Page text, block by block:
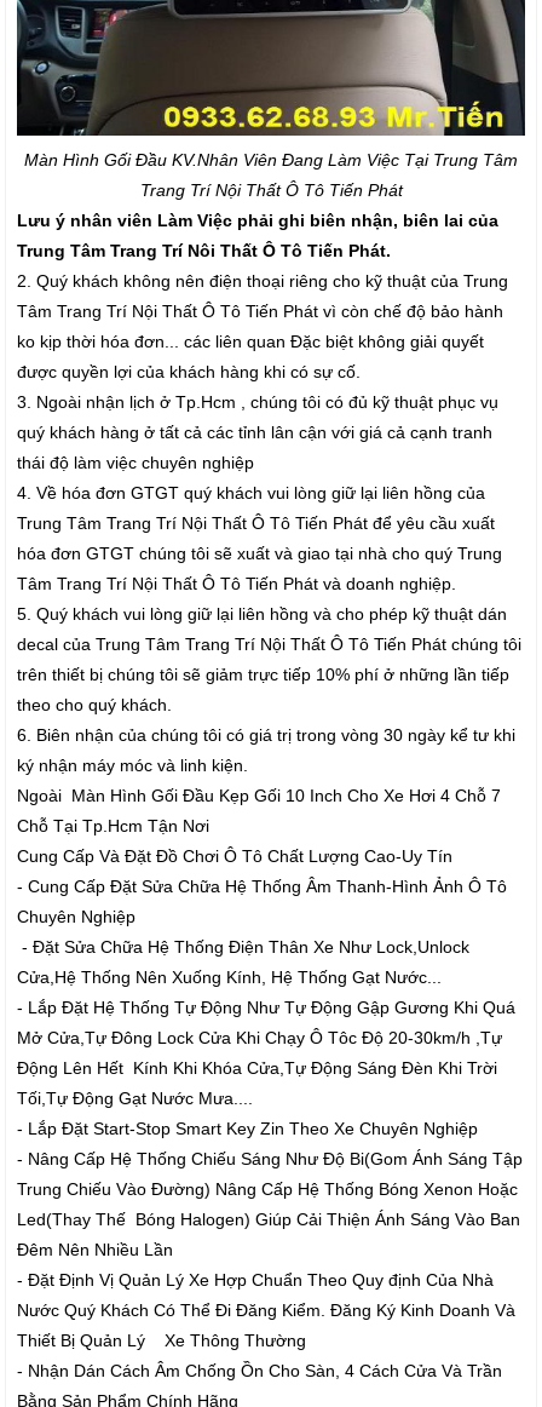
Màn Hình Gối Đầu KV.Nhân Viên Đang Làm Việc Tại Trung Tâm
Trang Trí Nội Thất Ô Tô Tiến Phát
Lưu ý nhân viên Làm Việc phải ghi biên nhận, biên lai của
Trung Tâm Trang Trí Nôi Thất Ô Tô Tiến Phát.
2. Quý khách không nên điện thoại riêng cho kỹ thuật của Trung
Tâm Trang Trí Nội Thất Ô Tô Tiến Phát vì còn chế độ bảo hành
ko kịp thời hóa đơn... các liên quan Đặc biệt không giải quyết
được quyền lợi của khách hàng khi có sự cố.
3. Ngoài nhận lịch ở Tp.Hcm , chúng tôi có đủ kỹ thuật phục vụ
quý khách hàng ở tất cả các tỉnh lân cận với giá cả cạnh tranh
thái độ làm việc chuyên nghiệp
4. Về hóa đơn GTGT quý khách vui lòng giữ lại liên hồng của
Trung Tâm Trang Trí Nội Thất Ô Tô Tiến Phát để yêu cầu xuất
hóa đơn GTGT chúng tôi sẽ xuất và giao tại nhà cho quý Trung
Tâm Trang Trí Nội Thất Ô Tô Tiến Phát và doanh nghiệp.
5. Quý khách vui lòng giữ lại liên hồng và cho phép kỹ thuật dán
decal của Trung Tâm Trang Trí Nội Thất Ô Tô Tiến Phát chúng tôi
trên thiết bị chúng tôi sẽ giảm trực tiếp 10% phí ở những lần tiếp
theo cho quý khách.
6. Biên nhận của chúng tôi có giá trị trong vòng 30 ngày kể tư khi
ký nhận máy móc và linh kiện.
Ngoài Màn Hình Gối Đầu Kẹp Gối 10 Inch Cho Xe Hơi 4 Chỗ 7
Chỗ Tại Tp.Hcm Tận Nơi
Cung Cấp Và Đặt Đồ Chơi Ô Tô Chất Lượng Cao-Uy Tín
- Cung Cấp Đặt Sửa Chữa Hệ Thống Âm Thanh-Hình Ảnh Ô Tô
Chuyên Nghiệp
- Đặt Sửa Chữa Hệ Thống Điện Thân Xe Như Lock,Unlock
Cửa,Hệ Thống Nên Xuống Kính, Hệ Thống Gạt Nước...
- Lắp Đặt Hệ Thống Tự Động Như Tự Động Gập Gương Khi Quá
Mở Cửa,Tự Đông Lock Cửa Khi Chạy Ô Tôc Độ 20-30km/h ,Tự
Động Lên Hết Kính Khi Khóa Cửa,Tự Động Sáng Đèn Khi Trời
Tối,Tự Động Gạt Nước Mưa....
- Lắp Đặt Start-Stop Smart Key Zin Theo Xe Chuyên Nghiệp
- Nâng Cấp Hệ Thống Chiếu Sáng Như Độ Bi(Gom Ánh Sáng Tập
Trung Chiếu Vào Đường) Nâng Cấp Hệ Thống Bóng Xenon Hoặc
Led(Thay Thế Bóng Halogen) Giúp Cải Thiện Ánh Sáng Vào Ban
Đêm Nên Nhiều Lần
- Đặt Định Vị Quản Lý Xe Hợp Chuẩn Theo Quy định Của Nhà
Nước Quý Khách Có Thể Đi Đăng Kiểm. Đăng Ký Kinh Doanh Và
Thiết Bị Quản Lý Xe Thông Thường
- Nhận Dán Cách Âm Chống Ồn Cho Sàn, 4 Cách Cửa Và Trần
Bằng Sản Phẩm Chính Hãng